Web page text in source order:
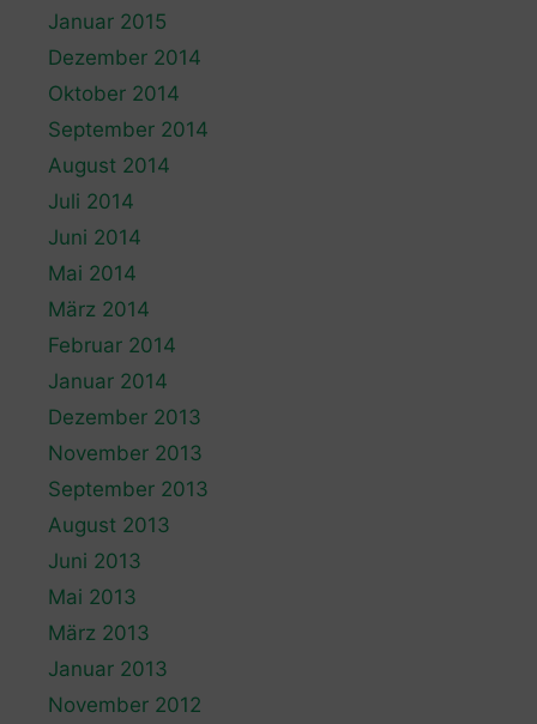
Januar 2015
Dezember 2014
Oktober 2014
September 2014
August 2014
Juli 2014
Juni 2014
Mai 2014
März 2014
Februar 2014
Januar 2014
Dezember 2013
November 2013
September 2013
August 2013
Juni 2013
Mai 2013
März 2013
Januar 2013
November 2012